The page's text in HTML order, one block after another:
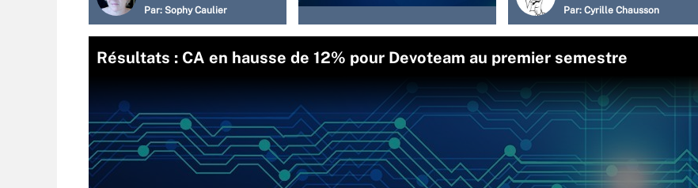
Par: Sophy Caulier Par: Cyrille Chausson
Résultats : CA en hausse de 12% pour Devoteam au premier semestre